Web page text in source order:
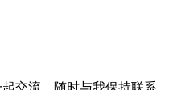
交流，随时与我保持联系